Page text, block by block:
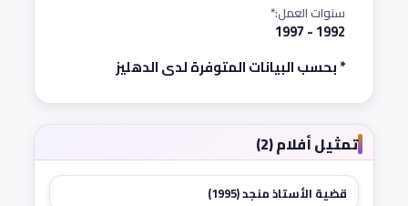
سنوات العمل:*
1992 - 1997
* بحسب البيانات المتوفرة لدى الدهليز
تمثيل أفلام (2)
قضية الأستاذ منجد (1995)